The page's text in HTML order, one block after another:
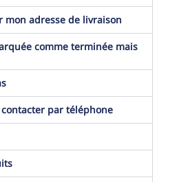
mon adresse de livraison
comme terminée mais
contacter par téléphone